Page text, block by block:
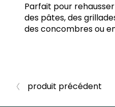
Parfait pour
des pâtes, des
des concombres ou
produit précédent